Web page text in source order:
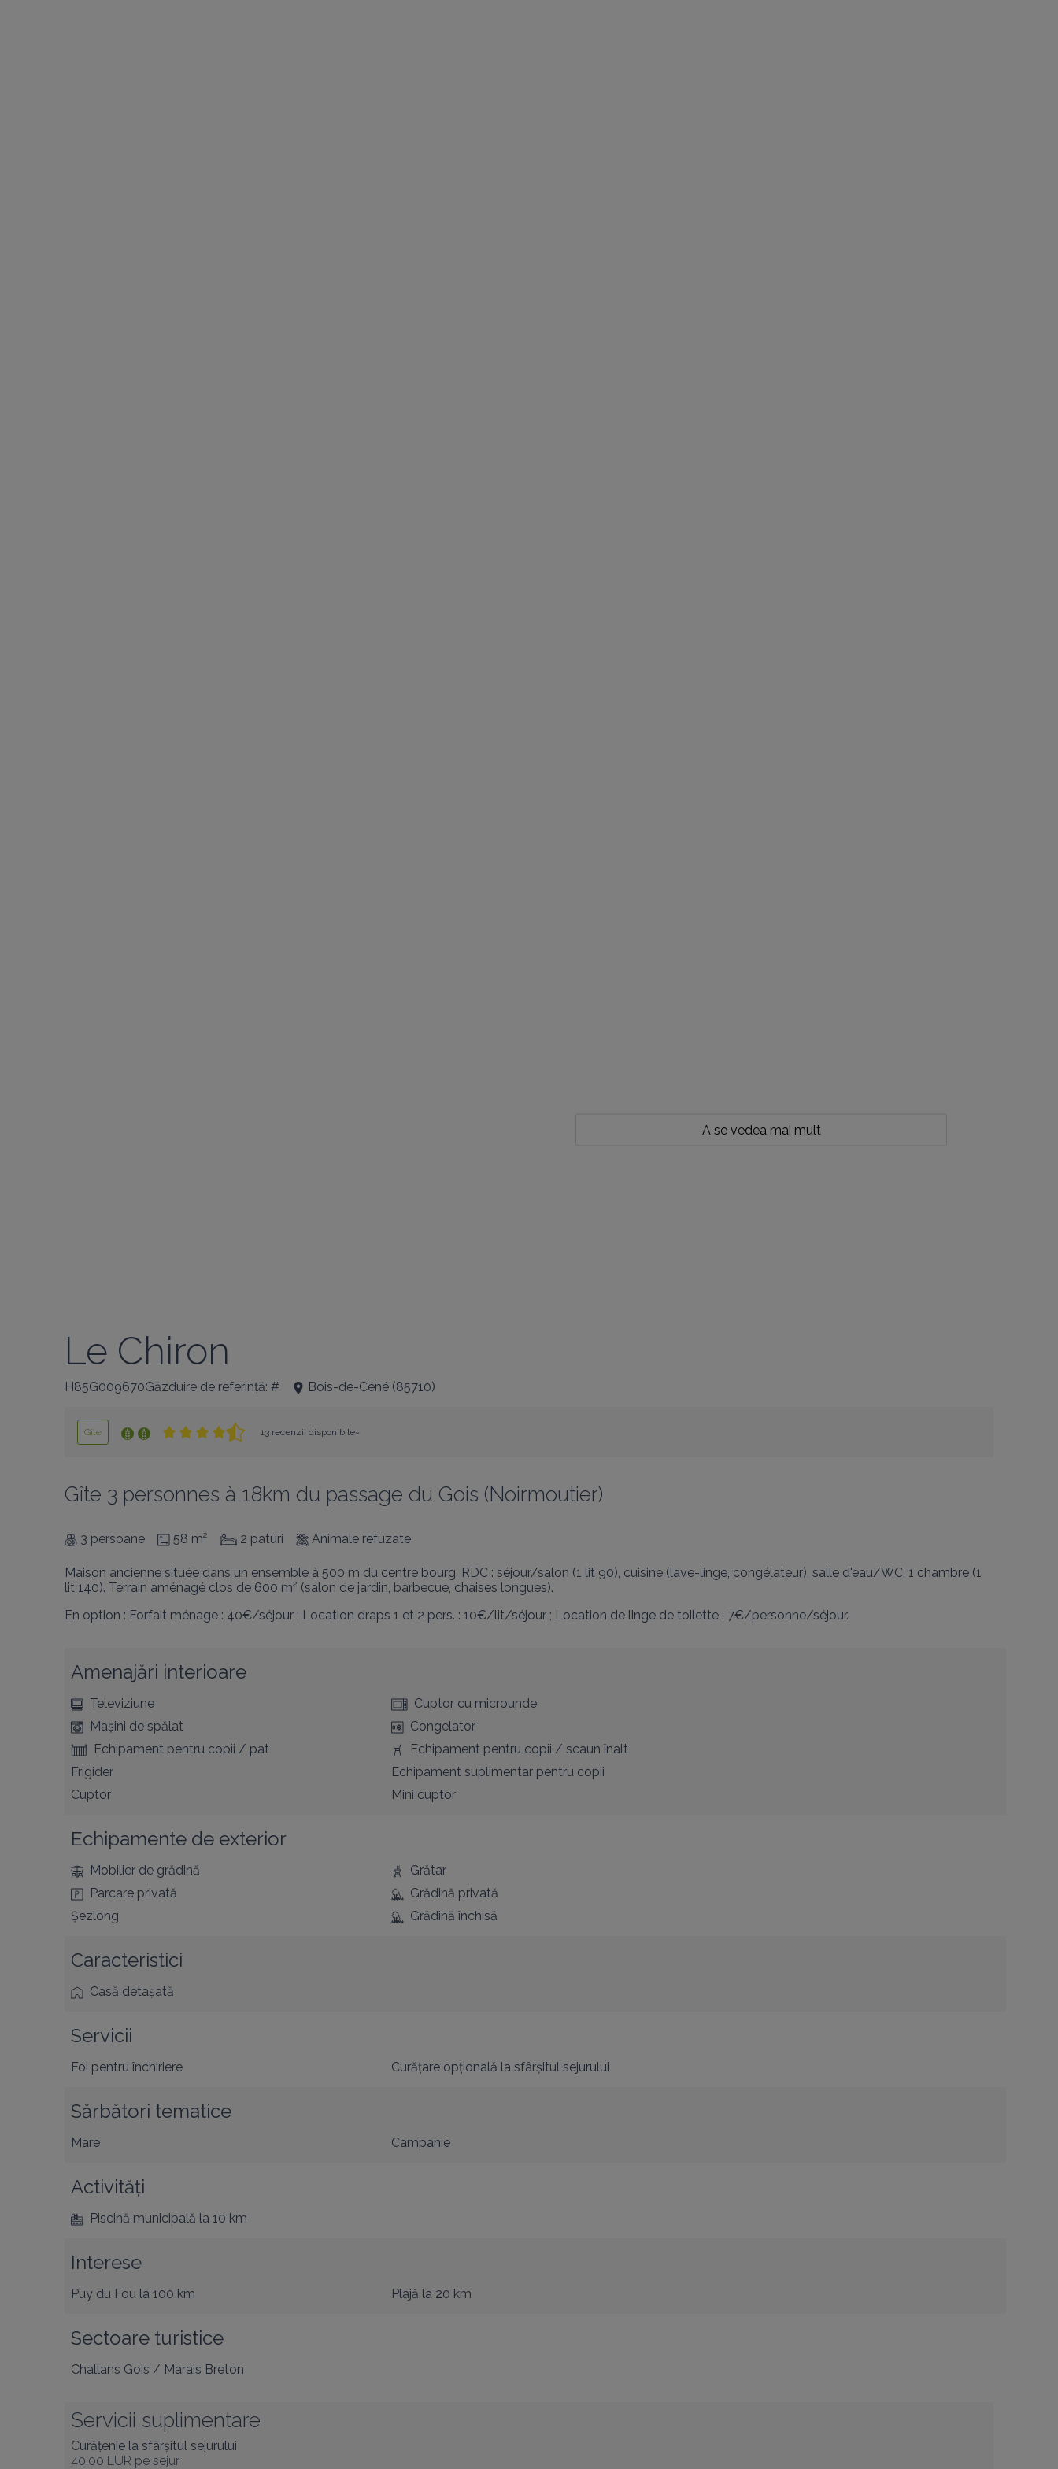
A se vedea mai mult
Le Chiron
H85G009670Găzduire de referință: # Bois-de-Céné (85710)
Gîte 13 recenzii disponibile~
Gîte 3 personnes à 18km du passage du Gois (Noirmoutier)
3 persoane 58 m² 2 paturi Animale refuzate
Maison ancienne située dans un ensemble à 500 m du centre bourg. RDC : séjour/salon (1 lit 90), cuisine (lave-linge, congélateur), salle d'eau/WC, 1 chambre (1
lit 140). Terrain aménagé clos de 600 m² (salon de jardin, barbecue, chaises longues).
En option : Forfait ménage : 40€/séjour ; Location draps 1 et 2 pers. : 10€/lit/séjour ; Location de linge de toilette : 7€/personne/séjour.
Amenajări interioare
Televiziune
Cuptor cu microunde
Mașini de spălat
Congelator
Echipament pentru copii / pat
Echipament pentru copii / scaun înalt
Frigider
Echipament suplimentar pentru copii
Cuptor
Mini cuptor
Echipamente de exterior
Mobilier de grădină
Grătar
Parcare privată
Grădină privată
Șezlong
Grădină închisă
Caracteristici
Casă detașată
Servicii
Foi pentru închiriere Curățare opțională la sfârșitul sejurului
Sărbători tematice
Mare Campanie
Activități
Piscină municipală la 10 km
Interese
Puy du Fou la 100 km Plajă la 20 km
Sectoare turistice
Challans Gois / Marais Breton
Servicii suplimentare
Curățenie la sfârșitul sejurului
40,00 EUR pe sejur